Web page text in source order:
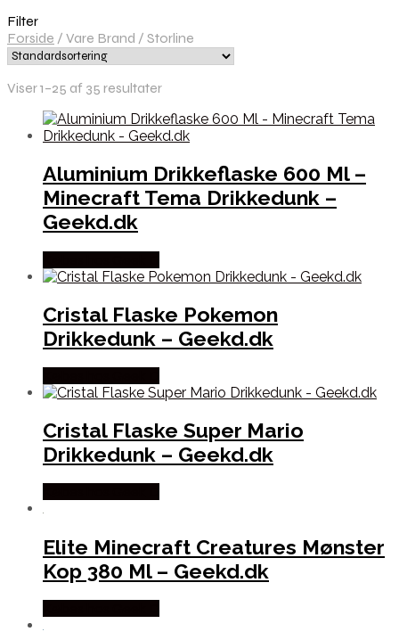
Filter
Forside / Vare Brand / Storline
Viser 1–25 af 35 resultater
Aluminium Drikkeflaske 600 Ml –
Minecraft Tema Drikkedunk –
Geekd.dk
Cristal Flaske Pokemon
Drikkedunk – Geekd.dk
Cristal Flaske Super Mario
Drikkedunk – Geekd.dk
Elite Minecraft Creatures Mønster
Kop 380 Ml – Geekd.dk